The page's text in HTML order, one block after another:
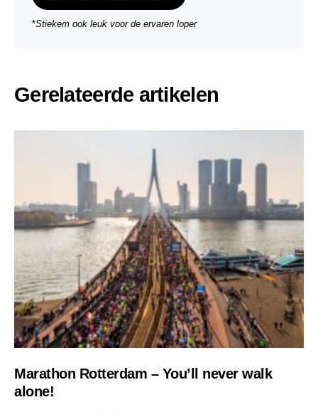
*Stiekem ook leuk voor de ervaren loper
Gerelateerde artikelen
Marathon Rotterdam – You’ll never walk
alone!